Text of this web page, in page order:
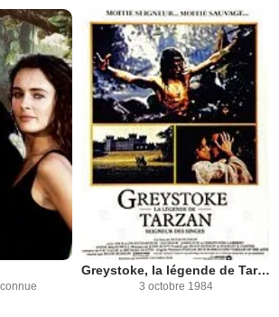
Greystoke, la légende de Tarzan
3 octobre 1984